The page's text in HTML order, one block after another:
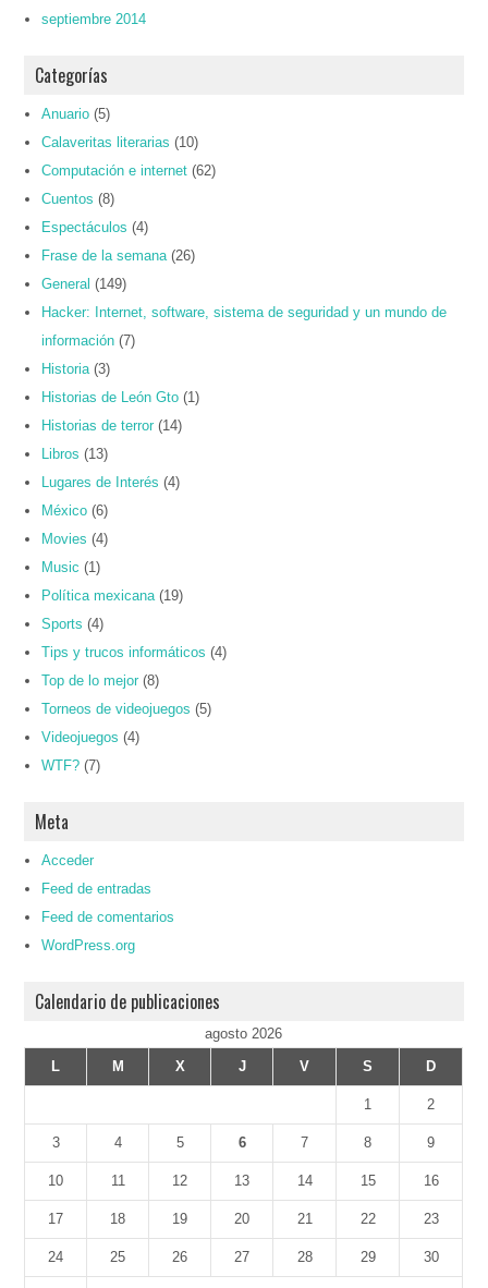
septiembre 2014
Categorías
Anuario (5)
Calaveritas literarias (10)
Computación e internet (62)
Cuentos (8)
Espectáculos (4)
Frase de la semana (26)
General (149)
Hacker: Internet, software, sistema de seguridad y un mundo de
información (7)
Historia (3)
Historias de León Gto (1)
Historias de terror (14)
Libros (13)
Lugares de Interés (4)
México (6)
Movies (4)
Music (1)
Política mexicana (19)
Sports (4)
Tips y trucos informáticos (4)
Top de lo mejor (8)
Torneos de videojuegos (5)
Videojuegos (4)
WTF? (7)
Meta
Acceder
Feed de entradas
Feed de comentarios
WordPress.org
Calendario de publicaciones
agosto 2026
L
M X J V S D
1 2
3 4 5 6 7 8 9
10 11 12 13 14 15 16
17 18 19 20 21 22 23
24 25 26 27 28 29 30